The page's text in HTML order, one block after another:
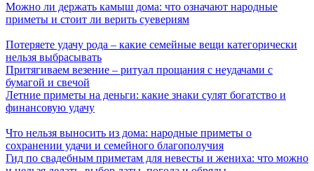
Можно ли держать камыш дома: что означают народные
приметы и стоит ли верить суевериям
Потеряете удачу рода – какие семейные вещи категорически
нельзя выбрасывать
Притягиваем везение – ритуал прощания с неудачами с
бумагой и свечой
Летние приметы на деньги: какие знаки сулят богатство и
финансовую удачу
Что нельзя выносить из дома: народные приметы о
сохранении удачи и семейного благополучия
Гид по свадебным приметам для невесты и жениха: что можно